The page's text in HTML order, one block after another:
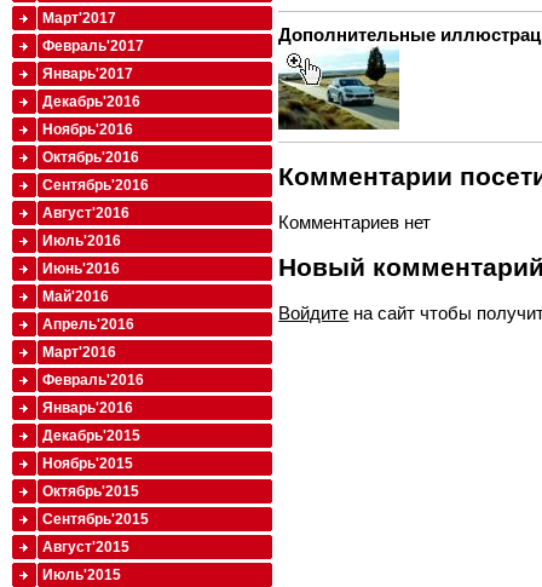
Дополнительные
Комментарии
Комментариев нет
Новый
Войдите на сайт чтобы
Март'2017
Февраль'2017
Январь'2017
Декабрь'2016
Ноябрь'2016
Октябрь'2016
Сентябрь'2016
Август'2016
Июль'2016
Июнь'2016
Май'2016
Апрель'2016
Март'2016
Февраль'2016
Январь'2016
Декабрь'2015
Ноябрь'2015
Октябрь'2015
Сентябрь'2015
Август'2015
Июль'2015